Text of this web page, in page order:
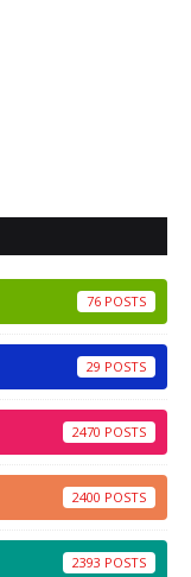
76
29
2470
2400
2393